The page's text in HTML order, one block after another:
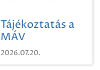
Tájékoztatás a
MÁV
Pályaműködtetési
Zrt. Területi
2026.07.20.